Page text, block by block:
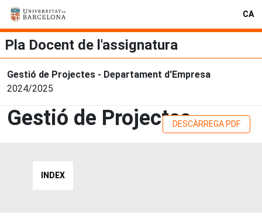
CA
Pla Docent de l'assignatura
Gestió de Projectes - Departament d'Empresa
2024/2025
Gestió de ProjectesDESCÀRREGA PDF
INDEX